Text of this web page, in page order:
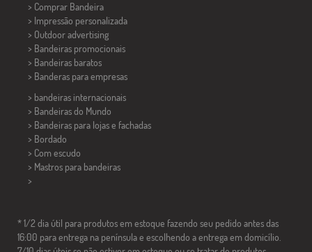
> Comprar Bandeira
> Impressão personalizada
> Outdoor advertising
> Bandeiras promocionais
> Bandeiras baratos
> Banderas para empresas
> bandeiras internacionais
> Bandeiras do Mundo
> Bandeiras para lojas e fachadas
> Bordado
> Com escudo
> Mastros para bandeiras
>
* 1/2 dia útil para produtos em estoque fazendo seu pedido antes das
16:00 para entrega na península e escolhendo a entrega em domicílio.